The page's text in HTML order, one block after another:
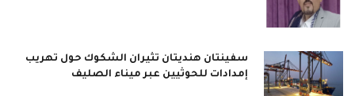
سفينتان هنديتان تثيران الشكوك حول تهريب
إمدادات للحوثيين عبر ميناء الصليف